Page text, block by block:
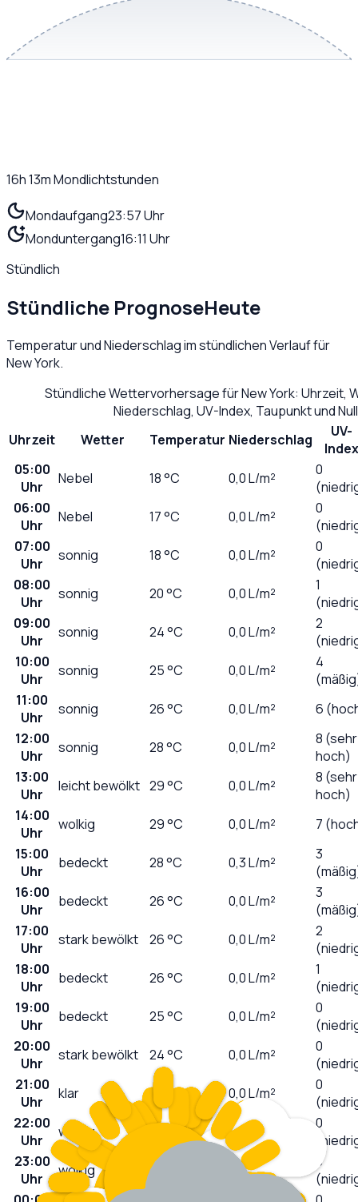
16h 13mMondlichtstunden
Mondaufgang23:57 Uhr
Monduntergang16:11 Uhr
Stündlich
Stündliche PrognoseHeute
Temperatur und Niederschlag im stündlichen Verlauf für
New York.
Stündliche Wettervorhersage fürNew York: Uhrzeit,
Niederschlag, UV-Index, Taupunkt und
Uhrzeit
Wetter Temperatur Niederschlag
UV-
Index
05:00
Uhr
Nebel 18°C 0,0L/m²
0
06:00
Uhr
Nebel 17°C 0,0L/m²
0
07:00
Uhr
sonnig 18°C 0,0L/m²
0
08:00
Uhr
sonnig 20°C 0,0L/m²
1
09:00
Uhr
sonnig 24°C 0,0L/m²
2
10:00
Uhr
sonnig 25°C 0,0L/m²
4
11:00
Uhr
sonnig 26°C 0,0L/m²
6
12:00
Uhr
sonnig 28°C 0,0L/m²
8 (sehr
hoch)
13:00
Uhr
leicht bewölkt 29°C 0,0L/m²
8 (sehr
hoch)
14:00
Uhr
wolkig 29°C 0,0L/m²
7
15:00
Uhr
bedeckt 28°C 0,3L/m²
3
16:00
Uhr
bedeckt 26°C 0,0L/m²
3
17:00
Uhr
stark bewölkt 26°C 0,0L/m²
2
18:00
Uhr
bedeckt 26°C 0,0L/m²
1
19:00
Uhr
bedeckt 25°C 0,0L/m²
0
20:00
Uhr
stark bewölkt 24°C 0,0L/m²
0
21:00
Uhr
klar 23 °C 0,0L/m²
0
22:00
Uhr
wolkig 0,1 L/m²
0
23:00
Uhr
wolkig 21 0,0L/m²
0